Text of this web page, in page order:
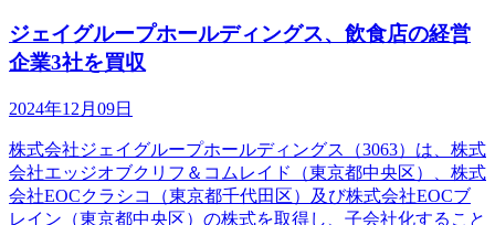
ジェイグループホールディングス、飲食店の経営
企業3社を買収
2024年12月09日
株式会社ジェイグループホールディングス（3063）は、株式
会社エッジオブクリフ＆コムレイド（東京都中央区）、株式
会社EOCクラシコ（東京都千代田区）及び株式会社EOCブ
レイン（東京都中央区）の株式を取得し、子会社化すること